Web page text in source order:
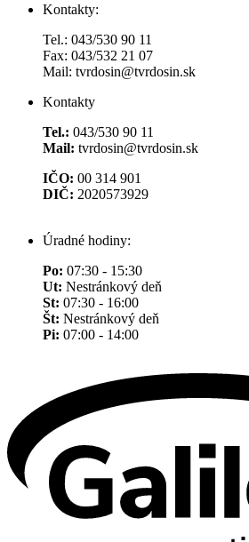
Kontakty:
Tel.: 043/530 90 11
Fax: 043/532 21 07
Mail: tvrdosin@tvrdosin.sk
Kontakty
Tel.: 043/530 90 11
Mail: tvrdosin@tvrdosin.sk
IČO: 00 314 901
DIČ: 2020573929
Úradné hodiny:
Po: 07:30 - 15:30
Ut: Nestránkový deň
St: 07:30 - 16:00
Št: Nestránkový deň
Pi: 07:00 - 14:00